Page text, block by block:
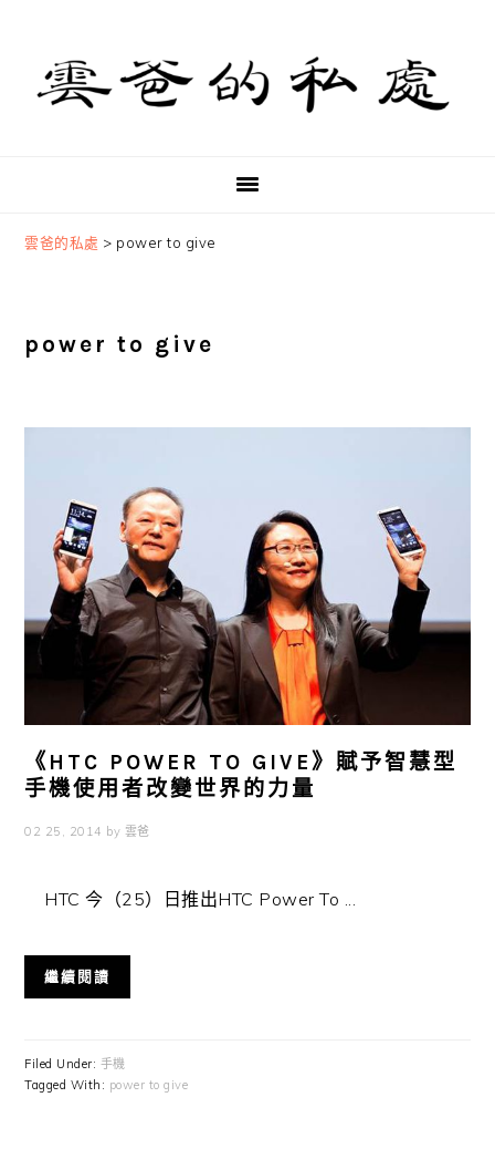
primary
navigation
content
primary
sidebar
雲爸的私處 > power to give
power to give
《HTC POWER TO GIVE》賦予智慧型
手機使用者改變世界的力量
02 25, 2014 by 雲爸
HTC 今（25）日推出HTC Power To ...
繼續閱讀
Filed Under: 手機
Tagged With: power to give